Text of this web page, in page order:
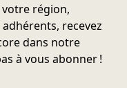
région,
recevez
dans notre
à vous abonner !